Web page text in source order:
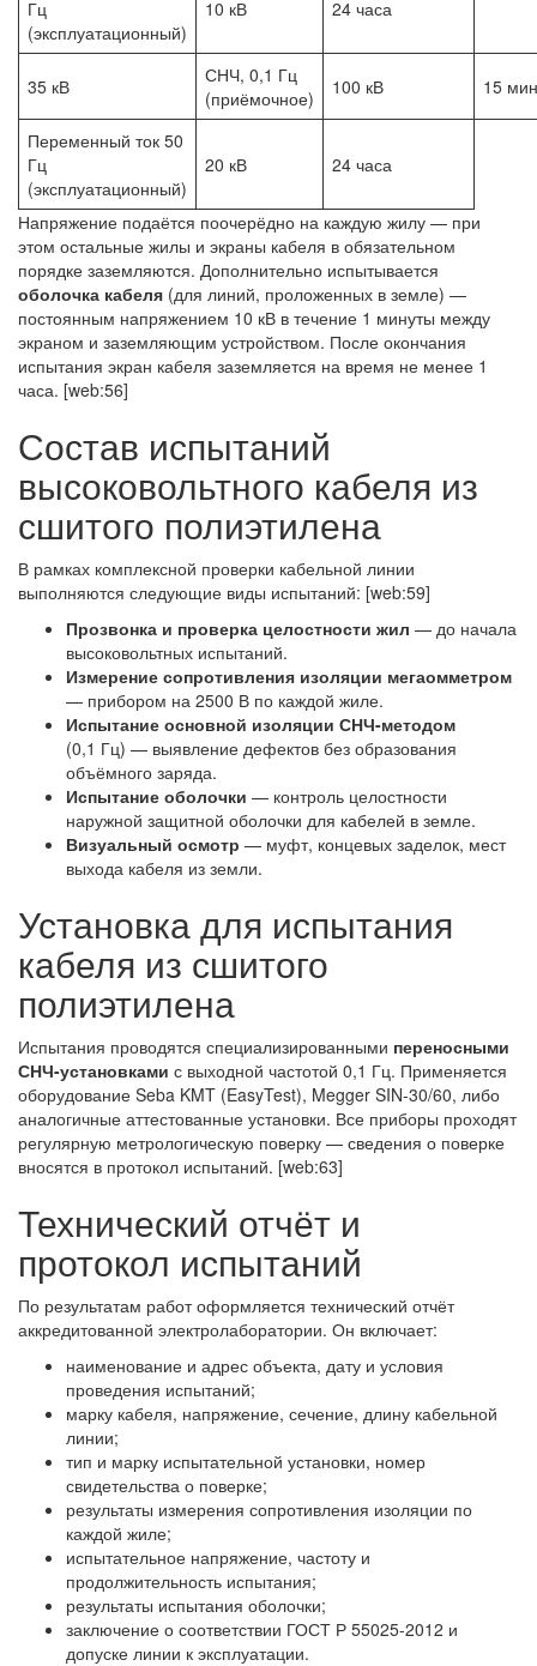
Гц
(эксплуатационный)
10 кВ 24 часа
35 кВ
СНЧ, 0,1 Гц
(приёмочное)
100 кВ 15 мин
Переменный ток 50
Гц
(эксплуатационный)
20 кВ 24 часа
Напряжение подаётся поочерёдно на каждую жилу — при
этом остальные жилы и экраны кабеля в обязательном
порядке заземляются. Дополнительно испытывается
оболочка кабеля (для линий, проложенных в земле) —
постоянным напряжением 10 кВ в течение 1 минуты между
экраном и заземляющим устройством. После окончания
испытания экран кабеля заземляется на время не менее 1
часа. [web:56]
Состав испытаний
высоковольтного кабеля из
сшитого полиэтилена
В рамках комплексной проверки кабельной линии
выполняются следующие виды испытаний: [web:59]
Прозвонка и проверка целостности жил — до начала
высоковольтных испытаний.
Измерение сопротивления изоляции мегаомметром
— прибором на 2500 В по каждой жиле.
Испытание основной изоляции СНЧ-методом
(0,1 Гц) — выявление дефектов без образования
объёмного заряда.
Испытание оболочки — контроль целостности
наружной защитной оболочки для кабелей в земле.
Визуальный осмотр — муфт, концевых заделок, мест
выхода кабеля из земли.
Установка для испытания
кабеля из сшитого
полиэтилена
Испытания проводятся специализированными переносными
СНЧ-установками с выходной частотой 0,1 Гц. Применяется
оборудование Seba KMT (EasyTest), Megger SIN-30/60, либо
аналогичные аттестованные установки. Все приборы проходят
регулярную метрологическую поверку — сведения о поверке
вносятся в протокол испытаний. [web:63]
Технический отчёт и
протокол испытаний
По результатам работ оформляется технический отчёт
аккредитованной электролаборатории. Он включает:
наименование и адрес объекта, дату и условия
проведения испытаний;
марку кабеля, напряжение, сечение, длину кабельной
линии;
тип и марку испытательной установки, номер
свидетельства о поверке;
результаты измерения сопротивления изоляции по
каждой жиле;
испытательное напряжение, частоту и
продолжительность испытания;
результаты испытания оболочки;
заключение о соответствии ГОСТ Р 55025-2012 и
допуске линии к эксплуатации.